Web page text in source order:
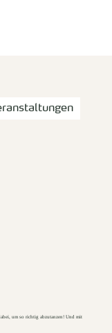
um so richtig abzutanzen! Und mit